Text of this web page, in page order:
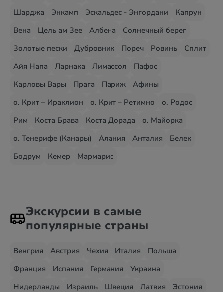
Шарджа
Энкамп Эскальдес - Энгордани
Капрун
Вена
Цель ам Зее Албена
Солнечный берег
Золотые пески
Дубровник Пореч Ровинь
Сплит
Айя Напа
Ларнака Лимассол
Пафос
Карловы Вары
Прага Париж
Афины
о. Крит – Ираклион
о. Крит – Ретимно
о. Родос
Рим
Коста Брава Коста Дорада
о. Майорка
о. Тенерифе (Канары)
Алания Анталия
Белек
Бодрум
Кемер Мармарис
Экскурсии в самые
популярные страны
Венгрия Австрия Чехия Италия
Польша
Франция
Испания Германия
Украина
Нидерланды
Израиль Швеция Латвия
Эстония